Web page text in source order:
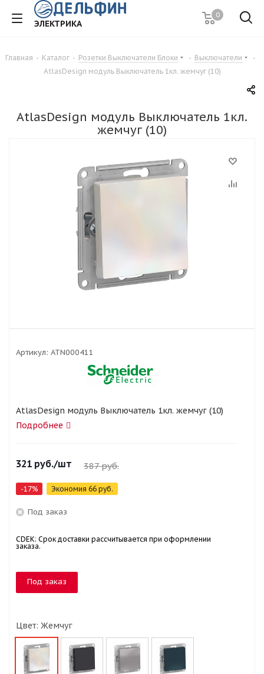
ЭЛЕКТРИКА
0
Главная - Каталог - Розетки Выключатели Блоки - Выключатели
-
AtlasDesign модуль Выключатель 1кл. жемчуг (10)
AtlasDesign модуль Выключатель 1кл.
жемчуг (10)
Артикул: ATN000411
AtlasDesign модуль Выключатель 1кл. жемчуг (10)
Подробнее
321 руб./шт 387руб.
-17% Экономия 66 руб.
Под заказ
CDEK: Срок доставки рассчитывается при оформлении
заказа.
Под заказ
Цвет: Жемчуг